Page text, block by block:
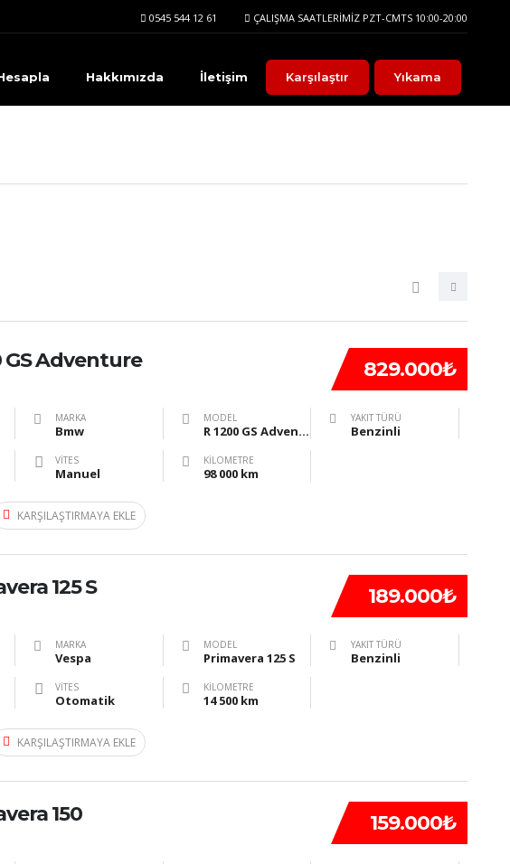
ÇALIŞMA SAATLERIMIZ PZT-CMTS 10:00-20:00
0545 544 12 61
Hakkımızda İletişim Karşılaştır Yıkama
829.000₺
GS Adventure
MARKA
Bmw
MODEL
R 1200 GS Adventure
YAKIT TÜRÜ
Benzinli
VITES
Manuel
KILOMETRE
98 000 km
KARŞILAŞTIRMAYA EKLE
189.000₺
125 S
MARKA
Vespa
MODEL
Primavera 125 S
YAKIT TÜRÜ
Benzinli
VITES
Otomatik
KILOMETRE
14 500 km
KARŞILAŞTIRMAYA EKLE
159.000₺
150